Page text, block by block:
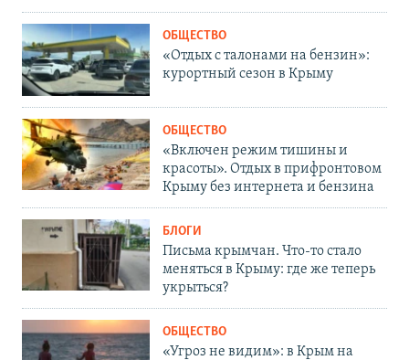
ОБЩЕСТВО
«Отдых с талонами на бензин»:
курортный сезон в Крыму
ОБЩЕСТВО
«Включен режим тишины и
красоты». Отдых в прифронтовом
Крыму без интернета и бензина
БЛОГИ
Письма крымчан. Что-то стало
меняться в Крыму: где же теперь
укрыться?
ОБЩЕСТВО
«Угроз не видим»: в Крым на